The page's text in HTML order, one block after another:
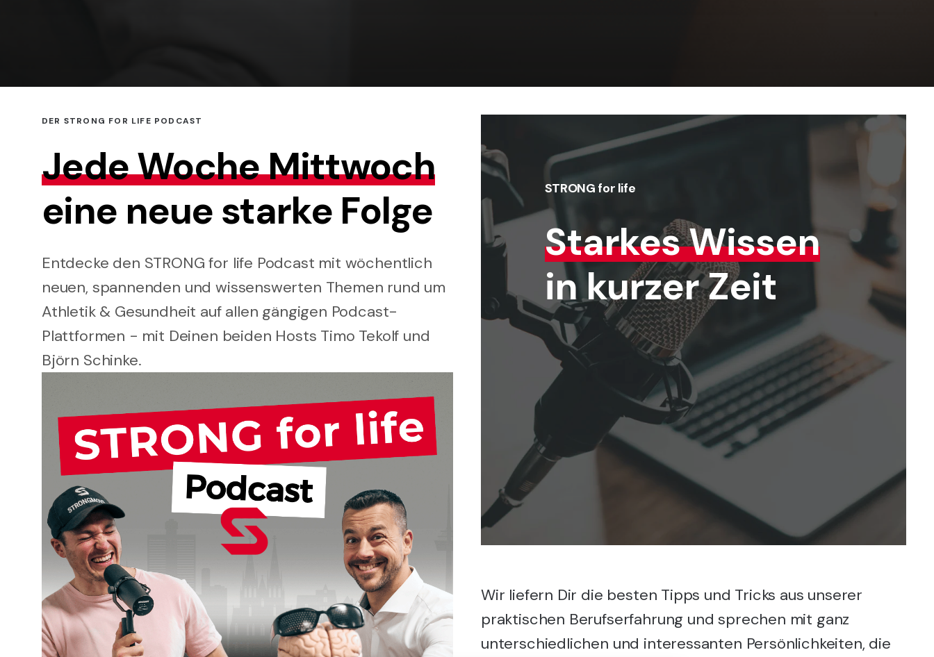
DER STRONG FOR LIFE PODCAST
Jede Woche Mittwoch
eine neue starke Folge
Entdecke den STRONG for life Podcast mit wöchentlich
neuen, spannenden und wissenswerten Themen rund um
Athletik & Gesundheit auf allen gängigen Podcast-
Plattformen - mit Deinen beiden Hosts Timo Tekolf und
Björn Schinke.
STRONG for life
Starkes Wissen
in kurzer Zeit
Wir liefern Dir die besten Tipps und Tricks aus unserer
praktischen Berufserfahrung und sprechen mit ganz
unterschiedlichen und interessanten Persönlichkeiten, die